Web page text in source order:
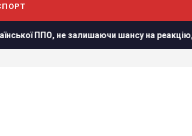
ППО, не залишаючи шансу на реакцію, - CNN